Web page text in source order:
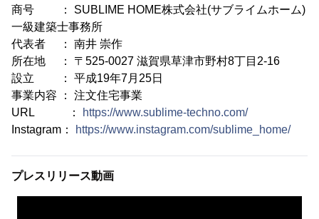
商号 ： SUBLIME HOME株式会社(サブライムホーム)
一級建築士事務所
代表者 ： 南井 崇作
所在地 ： 〒525-0027 滋賀県草津市野村8丁目2-16
設立 ： 平成19年7月25日
事業内容 ： 注文住宅事業
URL ：
https://www.sublime-techno.com/
Instagram：
https://www.instagram.com/sublime_home/
プレスリリース動画